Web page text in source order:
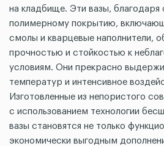
на кладбище. Эти вазы, благодаря
полимерному покрытию,
смолы и кварцевые наполнители,
прочностью и стойкостью к
условиям. Они прекрасно
температур и интенсивное
Изготовленные из непористого
с использованием технологии
вазы становятся не только
экономически выгодным